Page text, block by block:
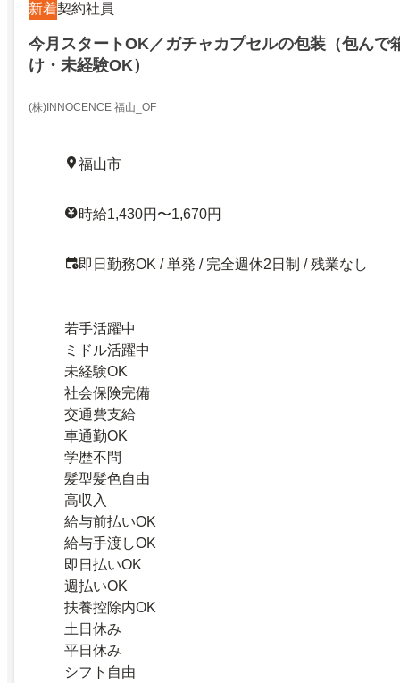
新着契約社員
今月スタートOK／ガチャカプセルの包装（包んで
け・未経験OK）
(株)INNOCENCE 福山_OF
福山市
時給1,430円〜1,670円
即日勤務OK / 単発 / 完全週休2日制 / 残業なし
若手活躍中
ミドル活躍中
未経験OK
社会保険完備
交通費支給
車通勤OK
学歴不問
髪型髪色自由
高収入
給与前払いOK
給与手渡しOK
即日払いOK
週払いOK
扶養控除内OK
土日休み
平日休み
シフト自由